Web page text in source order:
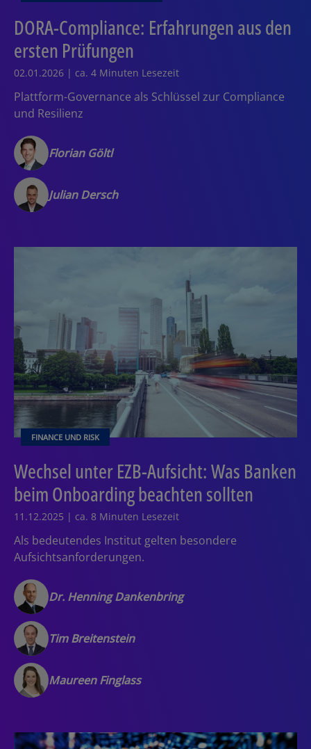
DORA-Compliance: Erfahrungen aus den
ersten Prüfungen
02.01.2026 | ca. 4 Minuten Lesezeit
Plattform-Governance als Schlüssel zur Compliance
und Resilienz
Florian Göltl
Julian Dersch
FINANCE UND RISK
Wechsel unter EZB-Aufsicht: Was Banken
beim Onboarding beachten sollten
11.12.2025 | ca. 8 Minuten Lesezeit
Als bedeutendes Institut gelten besondere
Aufsichtsanforderungen.
Dr. Henning Dankenbring
Tim Breitenstein
Maureen Finglass